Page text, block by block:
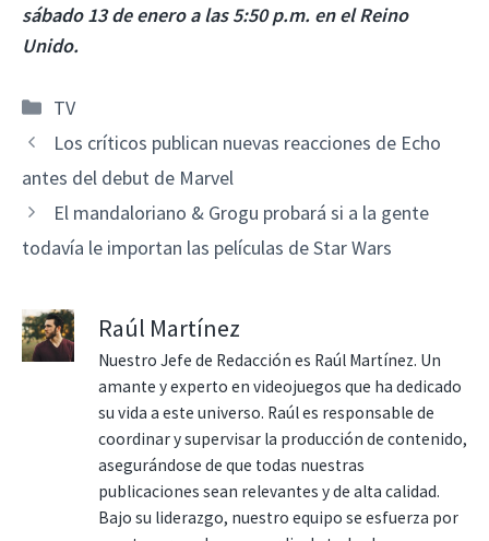
sábado 13 de enero a las 5:50 p.m. en el Reino
Unido.
Categorías
TV
Los críticos publican nuevas reacciones de Echo
antes del debut de Marvel
El mandaloriano & Grogu probará si a la gente
todavía le importan las películas de Star Wars
Raúl Martínez
Nuestro Jefe de Redacción es Raúl Martínez. Un
amante y experto en videojuegos que ha dedicado
su vida a este universo. Raúl es responsable de
coordinar y supervisar la producción de contenido,
asegurándose de que todas nuestras
publicaciones sean relevantes y de alta calidad.
Bajo su liderazgo, nuestro equipo se esfuerza por